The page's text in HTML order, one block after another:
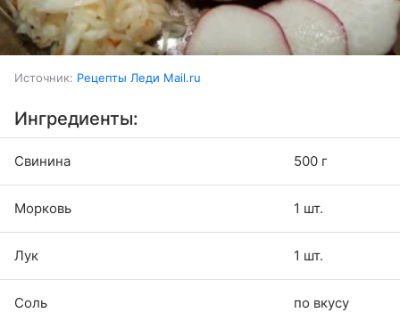
Источник: Рецепты Леди Mail.ru
Ингредиенты:
Свинина 500 г
Морковь 1 шт.
Лук 1 шт.
Соль по вкусу